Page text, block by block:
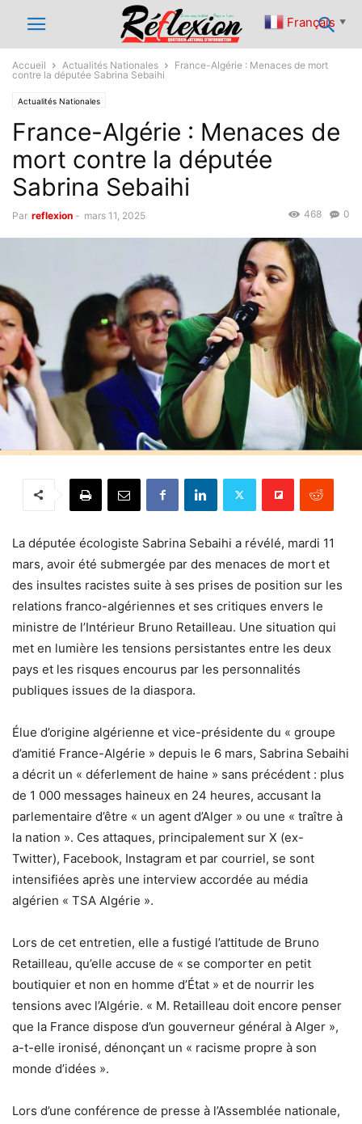
Accueil Actualités Nationales
France-Algérie : Menaces de mort
contre la députée Sabrina Sebaihi
Actualités Nationales
France-Algérie : Menaces de
mort contre la députée
Sabrina Sebaihi
Par reflexion - mars 11, 2025 0
468
La députée écologiste Sabrina Sebaihi a révélé, mardi 11
mars, avoir été submergée par des menaces de mort et
des insultes racistes suite à ses prises de position sur les
relations franco-algériennes et ses critiques envers le
ministre de l’Intérieur Bruno Retailleau. Une situation qui
met en lumière les tensions persistantes entre les deux
pays et les risques encourus par les personnalités
publiques issues de la diaspora.
Élue d’origine algérienne et vice-présidente du « groupe
d’amitié France-Algérie » depuis le 6 mars, Sabrina Sebaihi
a décrit un « déferlement de haine » sans précédent : plus
de 1 000 messages haineux en 24 heures, accusant la
parlementaire d’être « un agent d’Alger » ou une « traître à
la nation ». Ces attaques, principalement sur X (ex-
Twitter), Facebook, Instagram et par courriel, se sont
intensifiées après une interview accordée au média
algérien « TSA Algérie ».
Lors de cet entretien, elle a fustigé l’attitude de Bruno
Retailleau, qu’elle accuse de « se comporter en petit
boutiquier et non en homme d’État » et de nourrir les
tensions avec l’Algérie. « M. Retailleau doit encore penser
que la France dispose d’un gouverneur général à Alger »,
a-t-elle ironisé, dénonçant un « racisme propre à son
monde d’idées ».
Lors d’une conférence de presse à l’Assemblée nationale,
Français ▼